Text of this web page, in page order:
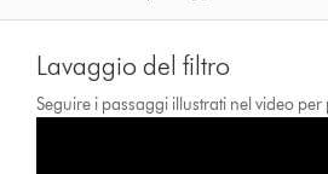
Lavaggio del filtro
Seguire i passaggi illustrati nel video per